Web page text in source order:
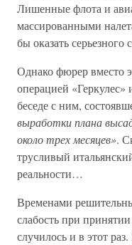
Лишенные флота и
массированными
бы оказать серьезного
Однако фюрер вместо
операцией
беседе с ним,
выработки плана
около трех месяцев».
трусливый
реальности…
Временами
слабость при
случилось и в этот